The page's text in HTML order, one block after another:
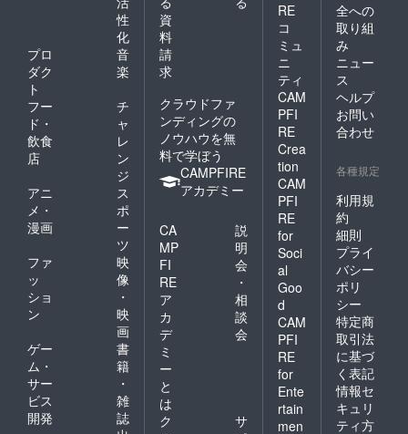
性
化
プロ
ダク
ト
音
楽
フー
ド・
飲食
店
チ
ャ
レ
ン
ジ
アニ
メ・
漫画
ス
ポ
ー
ツ
ファ
ッ
ショ
ン
映
像
・
映
画
ゲー
ム・
サー
ビス
開発
書
籍
・
雑
誌
資
料
請
求
クラウドファ
ンディングの
ノウハウを無
料で学ぼう
CAMPFIRE
アカデミー
CA
MP
FI
RE
ア
カ
デ
ミ
ー
と
は
説
明
会
・
相
談
会
ク
サ
RE
コ
ミュ
ニ
ティ
CAM
PFI
RE
Crea
tion
CAM
PFI
RE
for
Soci
al
Goo
d
CAM
PFI
RE
for
Ente
rtain
men
全への
取り組
み
ニュー
ス
ヘルプ
お問い
合わせ
各種規定
利用規
約
細則
プライ
バシー
ポリ
シー
特定商
取引法
に基づ
く表記
情報セ
キュリ
ティ方